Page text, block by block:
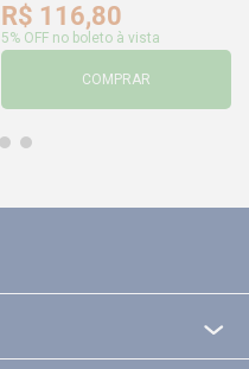
R$ 116,80
5% OFF no boleto à vista
COMPRAR